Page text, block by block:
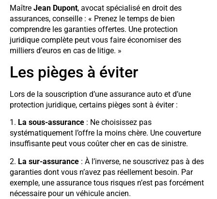
Maître Jean Dupont, avocat spécialisé en droit des
assurances, conseille : « Prenez le temps de bien
comprendre les garanties offertes. Une protection
juridique complète peut vous faire économiser des
milliers d’euros en cas de litige. »
Les pièges à éviter
Lors de la souscription d’une assurance auto et d’une
protection juridique, certains pièges sont à éviter :
1. La sous-assurance : Ne choisissez pas
systématiquement l’offre la moins chère. Une couverture
insuffisante peut vous coûter cher en cas de sinistre.
2. La sur-assurance : À l’inverse, ne souscrivez pas à des
garanties dont vous n’avez pas réellement besoin. Par
exemple, une assurance tous risques n’est pas forcément
nécessaire pour un véhicule ancien.